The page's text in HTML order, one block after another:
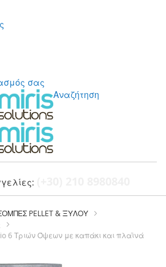
σας
Αναζήτηση
PELLET & ΞΥΛΟΥ
6 Τριών Όψεων με καπάκι και πλαϊνά